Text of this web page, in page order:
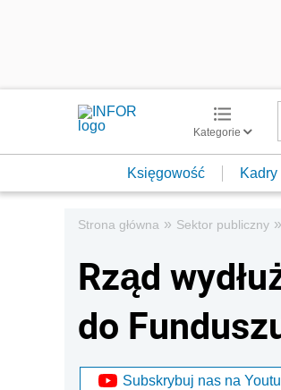
Kategorie
Księgowość Kadry
Strona główna » Sektor publiczny »
Rząd
do
Subskrybuj nas na